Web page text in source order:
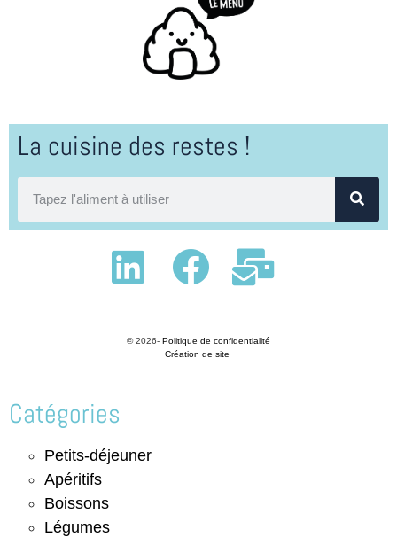
Catégories
Petits-déjeuner
Apéritifs
Boissons
Légumes
La cuisine des restes !
© 2026- Politique de confidentialité
Création de site